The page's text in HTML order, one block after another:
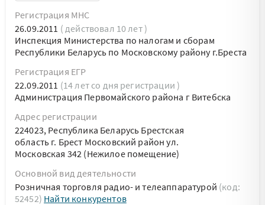
Регистрация МНС
26.09.2011 ( действовал 10 лет )
Инспекция Министерства по налогам и сборам
Республики Беларусь по Московскому району г.Бреста
Регистрация ЕГР
22.09.2011 (14 лет со дня регистрации )
Администрация Первомайского района г Витебска
Адрес регистрации
224023, Республика Беларусь Брестская
область г. Брест Московский район ул.
Московская 342 (Нежилое помещение)
Основной вид деятельности
Розничная торговля радио- и телеаппаратурой (код:
52452) Найти конкурентов